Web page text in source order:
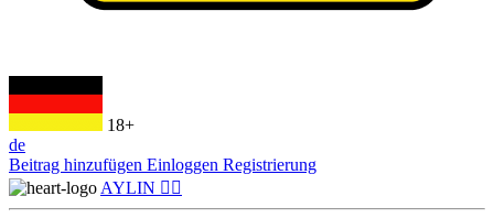
18+
de
Beitrag hinzufügen Einloggen Registrierung
AYLIN ❤️‍🔥